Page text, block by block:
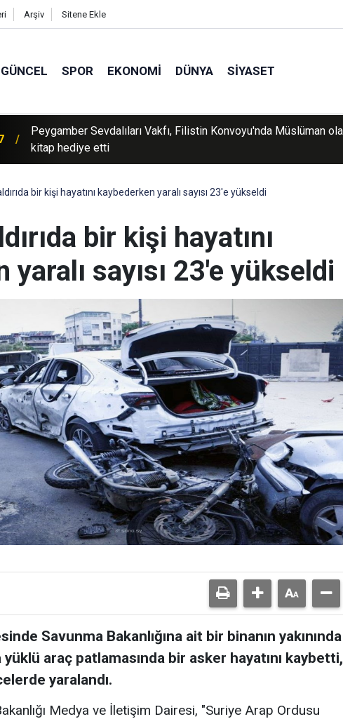
Arşiv Sitene Ekle
GÜNCEL SPOR EKONOMI DÜNYA SIYASET
Mardin'de bir iş yeri daha silahlı saldırıya uğradı
bir kişi hayatını kaybederken yaralı sayısı 23'e yükseldi
bir kişi hayatını
yaralı sayısı 23'e yükseldi
Savunma Bakanlığına ait bir binanın yakınında
araç patlamasında bir asker hayatını kaybetti,
yaralandı.
Medya ve İletişim Dairesi, "Suriye Arap Ordusu